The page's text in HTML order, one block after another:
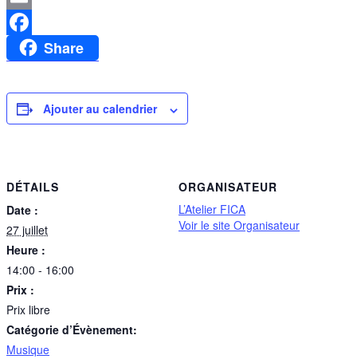
Email
FacebookShare
Ajouter au calendrier
DÉTAILS
Date :
27 juillet
Heure :
14:00 - 16:00
Prix :
Prix libre
Catégorie d’Évènement:
Musique
ORGANISATEUR
L’Atelier FICA
Voir le site Organisateur